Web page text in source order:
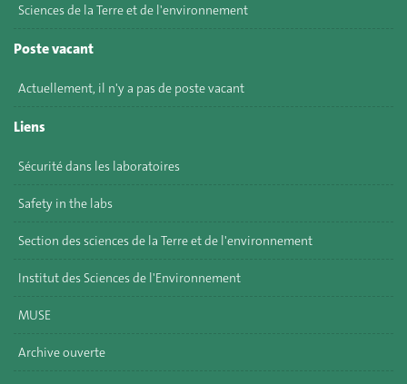
Sciences de la Terre et de l'environnement
Poste vacant
Actuellement, il n'y a pas de poste vacant
Liens
Sécurité dans les laboratoires
Safety in the labs
Section des sciences de la Terre et de l'environnement
Institut des Sciences de l'Environnement
MUSE
Archive ouverte